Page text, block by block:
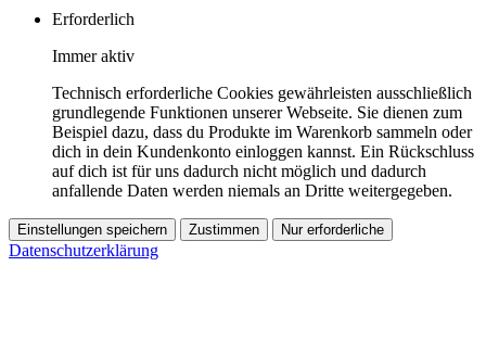
Erforderlich
Immer aktiv
Technisch erforderliche Cookies gewährleisten ausschließlich
grundlegende Funktionen unserer Webseite. Sie dienen zum
Beispiel dazu, dass du Produkte im Warenkorb sammeln oder
dich in dein Kundenkonto einloggen kannst. Ein Rückschluss
auf dich ist für uns dadurch nicht möglich und dadurch
anfallende Daten werden niemals an Dritte weitergegeben.
Einstellungen speichern Zustimmen Nur erforderliche
Datenschutzerklärung